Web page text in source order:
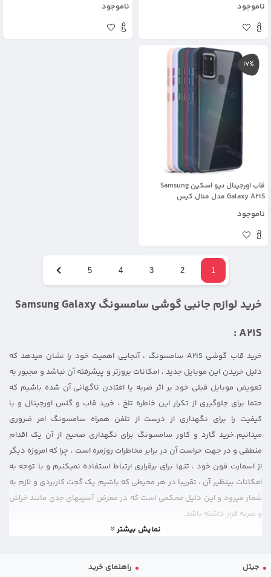
ناموجود ناموجود
17%
قاب اورجینال نیو اسکین Samsung
Galaxy A21S مدل متال کیس
ناموجود
1
2
3
4
5
خرید لوازم جانبی گوشی سامسونگ Samsung Galaxy
A21S :
خرید قاب گوشی A21S سامسونگ ، آنجایی اهمیت خود را نشان میدهد که
دلیل خریدن این موبایل جدید ، امکانات بروزتر و پیشرفته آن نباشد و مجبور به
تعویض موبایل قبلی خود بر اثر ضربه یا افتادن ناگهانی آن شده باشیم که
حتما برای جلوگیری از تکرار این خاطره تلخ ، خرید قاب و گلس اورجینال و با
کیفیت را برای نگهداری از درست از تلفن همراه سامسونگ امر ضروری
میدانیم.خرید گارد و کاور سامسونگ برای نگهداری صحیح از آن یک اقدام
منطقی و در جهت حراست آن در برابر مخاطرات روزمره است ، چرا که امروزه دیگر
از اسمارت فون خود ، تنها برای برقراری ارتباط استفاده نمیکنیم و با توجه به
امکانات بینظیر آن ، تقریبا در هر محیطی که باشیم یک گجت کاربردی و لازم به
شمار میرود و این دلیل محکمی است که در معرض آسیبهای جدی مانند خراش
و ضربه قرار داشته باشد.
بنابراین در این دسته بندی ضمن معرفیگاردهای جدید
نمایش بیشتر
جیتل راهنمای خرید